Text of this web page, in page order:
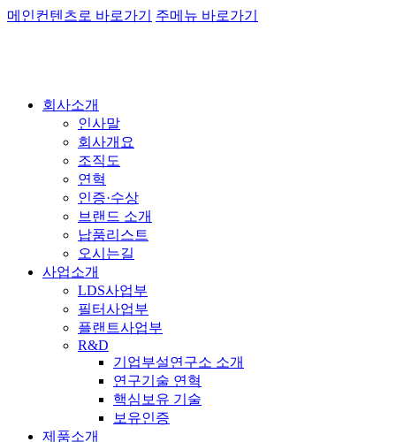
메인컨텐츠로 바로가기 주메뉴 바로가기
회사소개
인사말
회사개요
조직도
연혁
인증·수상
브랜드 소개
납품리스트
오시는길
사업소개
LDS사업부
필터사업부
플랜트사업부
R&D
기업부설연구소 소개
연구기술 연혁
핵심보유 기술
보유인증
제품소개